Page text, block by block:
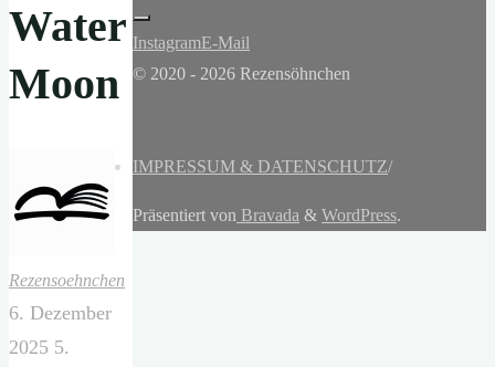
Water
Moon
Rezensoehnchen
6. Dezember
2025 5.
InstagramE-Mail
© 2020 - 2026 Rezensöhnchen
IMPRESSUM & DATENSCHUTZ/
Präsentiert von Bravada & WordPress.